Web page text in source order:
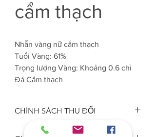
cẩm thạch
Nhẫn vàng nữ cẩm thạch
Tuổi Vàng: 61%
Trọng lượng Vàng: Khoảng 0.6 chỉ
Đá Cẩm thạch
CHÍNH SÁCH THU ĐỔI
Công ty VJC 610 đảm bảo chất